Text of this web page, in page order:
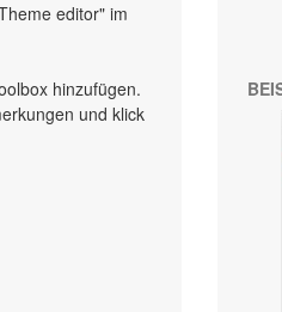
editor" im
hinzufügen.
und klick